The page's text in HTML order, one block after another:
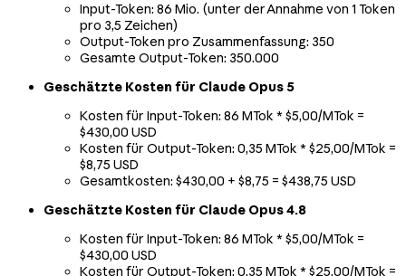
Input-Token: 86 Mio. (unter der Annahme von 1 Token
pro 3,5 Zeichen)
Output-Token pro Zusammenfassung: 350
Gesamte Output-Token: 350.000
Geschätzte Kosten für Claude Opus 5
Kosten für Input-Token: 86 MTok * $5,00/MTok =
$430,00 USD
Kosten für Output-Token: 0,35 MTok * $25,00/MTok =
$8,75 USD
Gesamtkosten: $430,00 + $8,75 = $438,75 USD
Geschätzte Kosten für Claude Opus 4.8
Kosten für Input-Token: 86 MTok * $5,00/MTok =
$430,00 USD
Kosten für Output-Token: 0,35 MTok * $25,00/MTok =